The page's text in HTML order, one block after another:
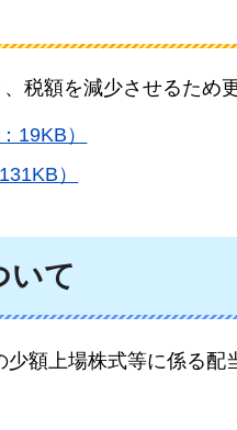
税額を減少させるため
19KB）
）
いて
額上場株式等に係る配